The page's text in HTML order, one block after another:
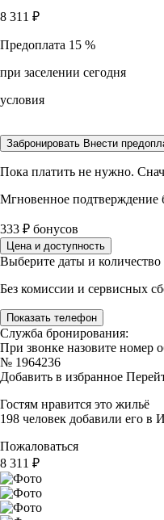
8 311 ₽
Предоплата 15 %
при заселении сегодня
условия
Забронировать Внести
Пока платить не нужно.
Мгновенное подтверждение
333 ₽ бонусов
Цена и доступность
Выберите даты и количество
Без комиссии и сервисных
Показать телефон
Служба бронирования:
При звонке назовите номер
№ 1964236
Добавить в избранное
Гостям нравится это жильё
198 человек добавили его в
Пожаловаться
8 311 ₽